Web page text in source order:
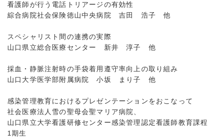
看護師が行う電話トリアージの有効性
綜合病院社会保険徳山中央病院 吉田 浩子 他
スペシャリスト間の連携の実際
山口県立総合医療センター 新井 淳子 他
採血・静脈注射時の手袋着用遵守率向上の取り組み
山口大学医学部附属病院 小坂 まり子 他
感染管理教育におけるプレゼンテーションをおこなって
社会医療法人雪の聖母会聖マリア病院、
山口県立大学看護研修センター感染管理認定看護師教育課程
1期生